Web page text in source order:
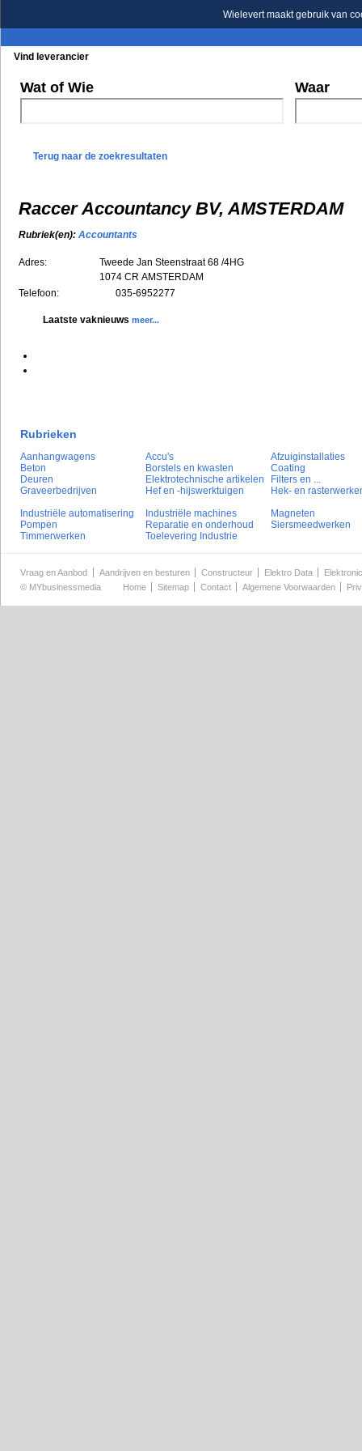
Wielevert maakt gebruik van
Vind leverancier
Wat of Wie Waar
Terug naar de zoekresultaten
Raccer Accountancy BV, AMSTERDAM
Rubriek(en): Accountants
Adres:
Tweede Jan Steenstraat 68 /4HG
1074 CR AMSTERDAM
Telefoon:
035-6952277
Laatste vaknieuws meer...
Rubrieken
Aanhangwagens Accu's
Afzuiginstallaties
Beton
Borstels en kwasten
Coating
Deuren
Elektrotechnische artikelen
Filters en ...
Graveerbedrijven
Hef en -hijswerktuigen
Hek- en
Industriële automatisering
Industriële machines
Magneten
Pompen
Reparatie en onderhoud
Siersmeedwerken
Timmerwerken
Toelevering Industrie
Vraag en Aanbod Aandrijven en besturen Constructeur Elektro Data
© MYbusinessmedia Home Sitemap Contact Algemene Voorwaarden